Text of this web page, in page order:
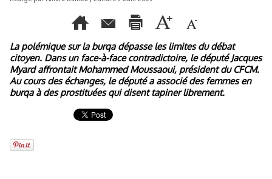
La polémique sur la burqa dépasse les limites du débat
citoyen. Dans un face-à-face contradictoire, le député Jacques
Myard affrontait Mohammed Moussaoui, président du CFCM.
Au cours des échanges, le député a associé des femmes en
burqa à des prostituées qui disent tapiner librement.